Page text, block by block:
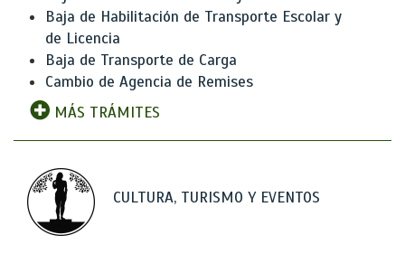
Baja de Habilitación de Transporte Escolar y
de Licencia
Baja de Transporte de Carga
Cambio de Agencia de Remises
MÁS TRÁMITES
CULTURA, TURISMO Y EVENTOS